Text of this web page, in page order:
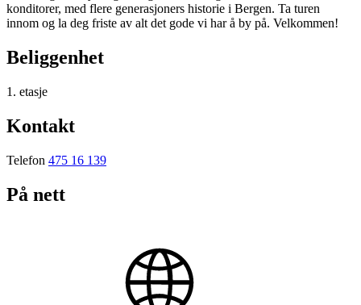
konditorer, med flere generasjoners historie i Bergen. Ta turen
innom og la deg friste av alt det gode vi har å by på. Velkommen!
Beliggenhet
1. etasje
Kontakt
Telefon 475 16 139
På nett